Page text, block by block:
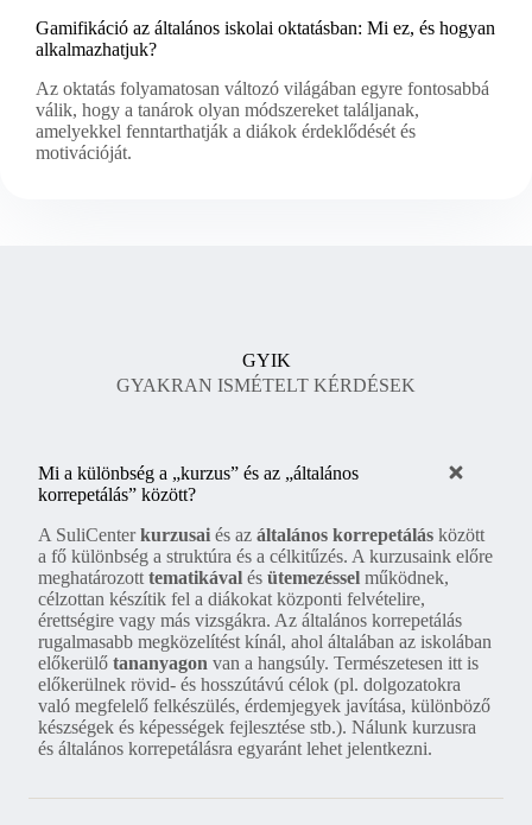
Gamifikáció az általános iskolai oktatásban: Mi ez, és hogyan
alkalmazhatjuk?
Az oktatás folyamatosan változó világában egyre fontosabbá
válik, hogy a tanárok olyan módszereket találjanak,
amelyekkel fenntarthatják a diákok érdeklődését és
motivációját.
GYIK
GYAKRAN ISMÉTELT KÉRDÉSEK
Mi a különbség a „kurzus” és az „általános
korrepetálás” között?
A SuliCenterkurzusai és az általános korrepetálás között
a fő különbség a struktúra és a célkitűzés. A kurzusaink előre
meghatározott tematikával és ütemezéssel működnek,
célzottan készítik fel a diákokat központi felvételire,
érettségire vagy más vizsgákra. Az általános korrepetálás
rugalmasabb megközelítést kínál, ahol általában az iskolában
előkerülő tananyagon van a hangsúly. Természetesen itt is
előkerülnek rövid- és hosszútávú célok (pl. dolgozatokra
való megfelelő felkészülés, érdemjegyek javítása, különböző
készségek és képességek fejlesztése stb.). Nálunk kurzusra
és általános korrepetálásra egyaránt lehet jelentkezni.